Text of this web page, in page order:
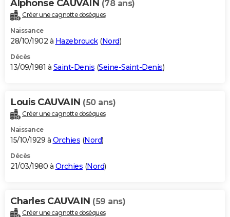
Alphonse CAUVAIN (78 ans)
Créer une cagnotte obsèques
Naissance
28/10/1902 à Hazebrouck(Nord)
Décès
13/09/1981 à Saint-Denis (Seine-Saint-Denis)
Louis CAUVAIN (50 ans)
Créer une cagnotte obsèques
Naissance
15/10/1929 à Orchies (Nord)
Décès
21/03/1980 à Orchies (Nord)
Charles CAUVAIN (59 ans)
Créer une cagnotte obsèques